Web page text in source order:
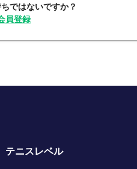
ではないですか？
員登録
テニスレベル